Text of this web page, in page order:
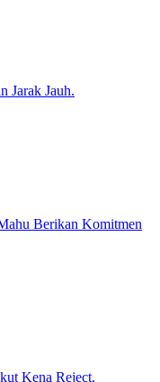
Jarak Jauh.
Berikan Komitmen
Kena Reject.